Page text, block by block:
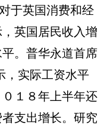
于英国消费和经
英国居民收入增
。普华永道首席
，实际工资水平
１８年上半年还
支出增长。研究